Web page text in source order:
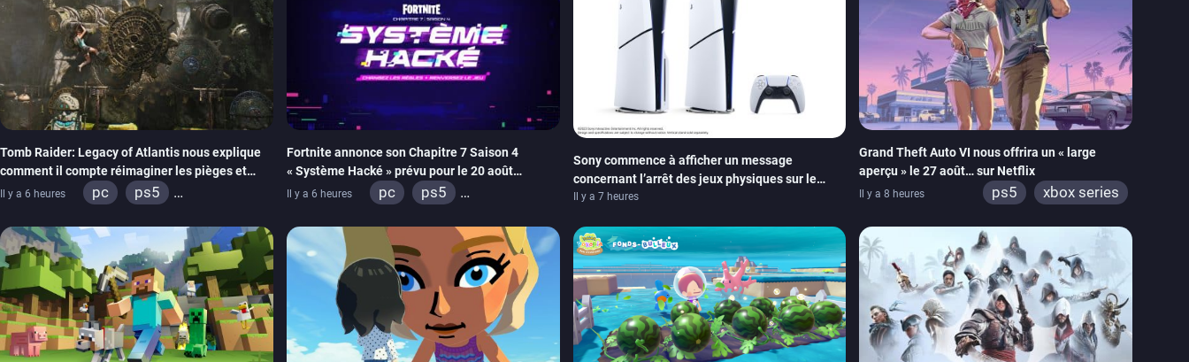
Tomb Raider: Legacy of Atlantis nous explique
comment il compte réimaginer les pièges et
énigmes dans une nouvelle vidéo des coulisses
de développement
Il y a 6 heures pc
ps5
Fortnite annonce son Chapitre 7 Saison 4
« Système Hacké » prévu pour le 20 août
prochain, tandis que Les Simpson ont fait leur
Il y a 6 heures pc
ps5
ios
android
ps4
xbox one
switch 2
Sony commence à afficher un message
concernant l’arrêt des jeux physiques sur le
carton des PlayStation 5
Il y a 7 heures
Grand Theft Auto VI nous offrira un « large
aperçu » le 27 août… sur Netflix
Il y a 8 heures ps5 xbox series